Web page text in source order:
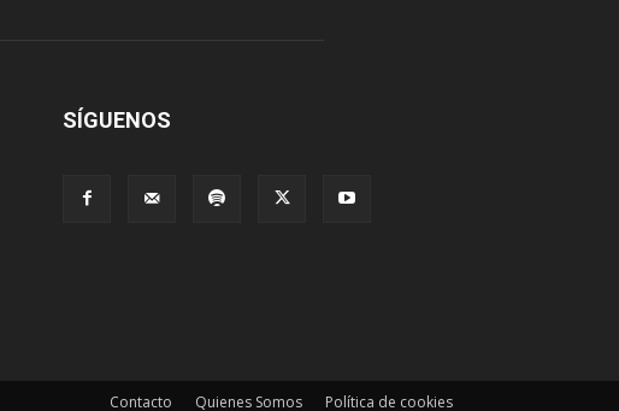
SÍGUENOS
Contacto Quienes Somos Política de cookies